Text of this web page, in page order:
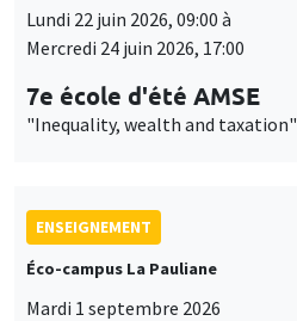
Lundi 22 juin 2026, 09:00 à
Mercredi 24 juin 2026, 17:00
7e école d'été AMSE
"Inequality, wealth and taxation"
ENSEIGNEMENT
Éco-campus La Pauliane
Mardi 1 septembre 2026